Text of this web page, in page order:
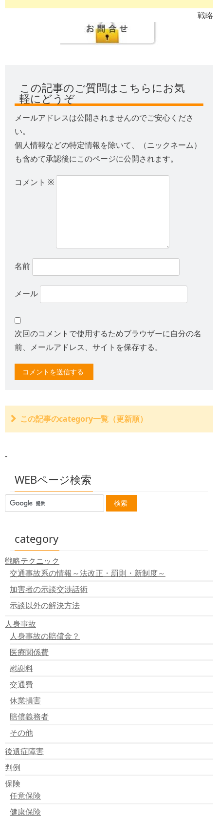
戦略
この記事のご質問はこちらにお気
軽にどうぞ
メールアドレスは公開されませんのでご安心くださ
い。
個人情報などの特定情報を除いて、（ニックネーム）
も含めて承認後にこのページに公開されます。
コメント ※
名前
メール
次回のコメントで使用するためブラウザーに自分の名
前、メールアドレス、サイトを保存する。
この記事のcategory一覧（更新順）
交通事故で傷害事件 消防員
凍結道路で７台の交通事故
季節外れの３月の雪
パトカー交通事故 ２人死亡
駐車場で１１人はねられ軽傷
韓国俳優 交通事故で死亡
トラック横転 二人死亡
対向車にぶつかり一人死亡
ハンドル操作誤り １人死亡
親の目の前で子供跳ねられる
高校生無免許 ひき逃げし一人死亡
止まっている車に激突
長野県でバスとトラック衝突
コンビにに激突
四つ木で作業員はねられる
正面衝突で２人死亡
車バックして診療室に激突
兄弟の衝突事故
島根県 トンネル内で衝突事故
１５年前後にわたり偽造
無免許でひき逃げ
埼玉県 交通事故死亡者急増
バイクと自動車の衝突事故 一人死亡
-
WEBページ検索
category
戦略テクニック
交通事故系の情報～法改正・罰則・新制度～
加害者の示談交渉話術
示談以外の解決方法
人身事故
人身事故の賠償金？
医療関係費
慰謝料
交通費
休業損害
賠償義務者
その他
後遺症障害
判例
保険
任意保険
健康保険